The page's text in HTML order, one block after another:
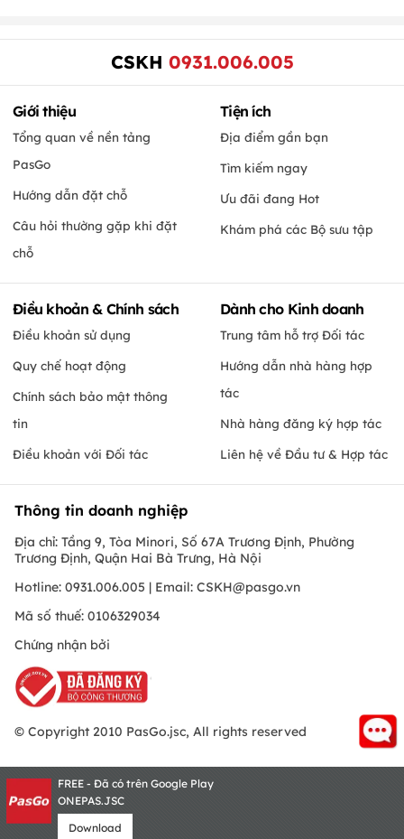
CSKH 0931.006.005
Giới thiệu
Tổng quan về nền tảng
PasGo
Hướng dẫn đặt chỗ
Câu hỏi thường gặp khi đặt
chỗ
Tiện ích
Địa điểm gần bạn
Tìm kiếm ngay
Ưu đãi đang Hot
Khám phá các Bộ sưu tập
Điều khoản & Chính sách
Điều khoản sử dụng
Quy chế hoạt động
Chính sách bảo mật thông
tin
Điều khoản với Đối tác
Dành cho Kinh doanh
Trung tâm hỗ trợ Đối tác
Hướng dẫn nhà hàng hợp
tác
Nhà hàng đăng ký hợp tác
Liên hệ về Đầu tư & Hợp tác
Thông tin doanh nghiệp
Địa chỉ: Tầng 9, Tòa Minori, Số 67A Trương Định, Phường
Trương Định, Quận Hai Bà Trưng, Hà Nội
Hotline: 0931.006.005 | Email: CSKH@pasgo.vn
Mã số thuế: 0106329034
Chứng nhận bởi
© Copyright 2010 PasGo.jsc, All rights reserved
FREE - Đã có trên Google Play
ONEPAS.JSC
Download